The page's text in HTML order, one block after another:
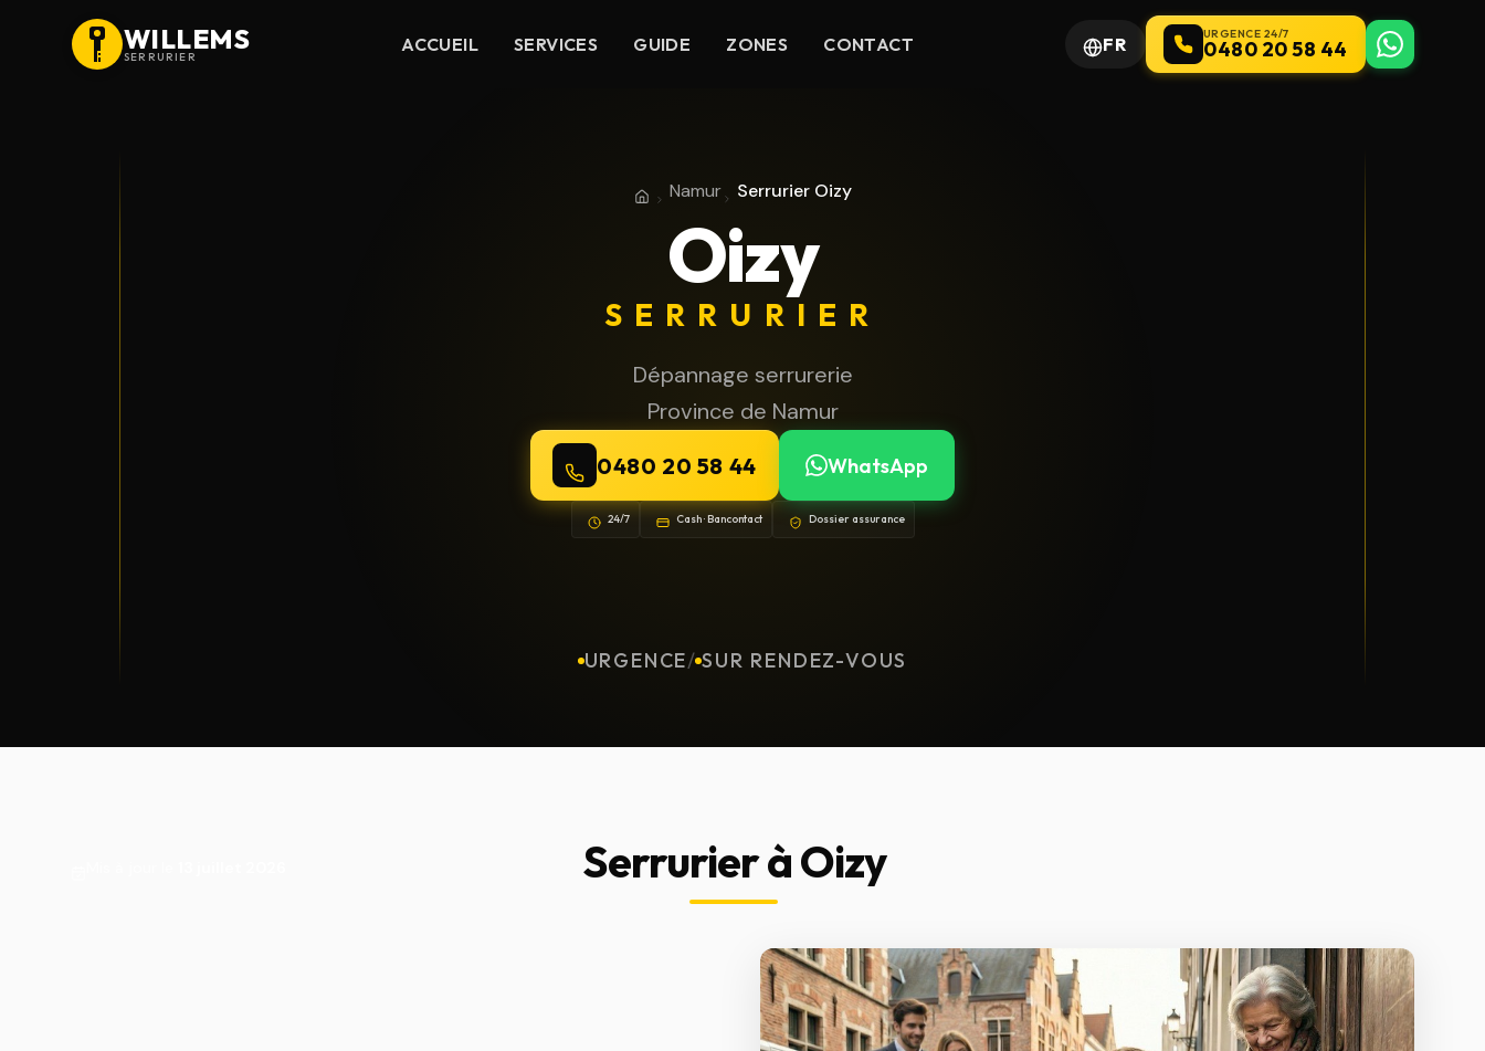
WILLEMS
SERRURIER
ACCUEIL SERVICES GUIDE ZONES CONTACT FR URGENCE 24/7
0480 20 58 44
AccueilProvince de Namur
Namur Serrurier Oizy
Oizy
SERRURIER
Dépannage serrurerie
Province de Namur
0480 20 58 44 WhatsApp
24/7 Cash · Bancontact Dossier assurance
URGENCE/ SUR RENDEZ-VOUS
Serrurier à Oizy